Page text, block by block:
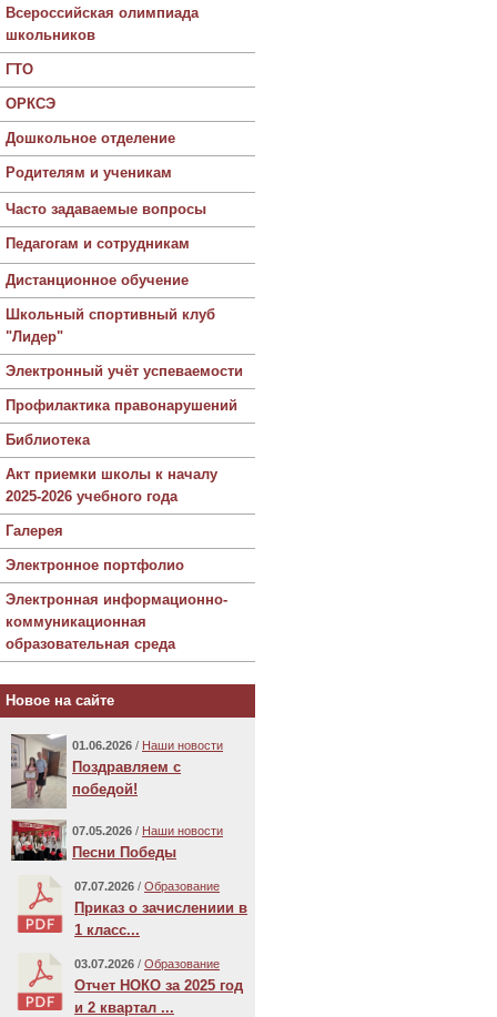
Всероссийская олимпиада
школьников
ГТО
ОРКСЭ
Дошкольное отделение
Родителям и ученикам
Часто задаваемые вопросы
Педагогам и сотрудникам
Дистанционное обучение
Школьный спортивный клуб
"Лидер"
Электронный учёт успеваемости
Профилактика правонарушений
Библиотека
Акт приемки школы к началу
2025-2026 учебного года
Галерея
Электронное портфолио
Электронная информационно-
коммуникационная
образовательная среда
Новое на сайте
01.06.2026 / Наши новости
Поздравляем с
победой!
07.05.2026 / Наши новости
Песни Победы
07.07.2026 / Образование
Приказ о зачислениии в
1 класс...
03.07.2026 / Образование
Отчет НОКО за 2025 год
и 2 квартал ...